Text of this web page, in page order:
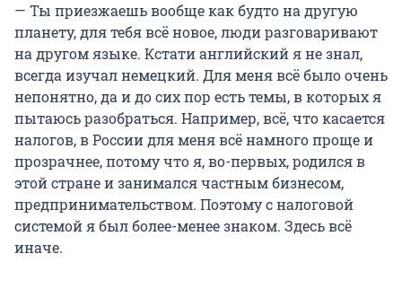
— Ты приезжаешь вообще как будто на другую
планету, для тебя всё новое, люди разговаривают
на другом языке. Кстати английский я не знал,
всегда изучал немецкий. Для меня всё было очень
непонятно, да и до сих пор есть темы, в которых я
пытаюсь разобраться. Например, всё, что касается
налогов, в России для меня всё намного проще и
прозрачнее, потому что я, во-первых, родился в
этой стране и занимался частным бизнесом,
предпринимательством. Поэтому с налоговой
системой я был более-менее знаком. Здесь всё
иначе.